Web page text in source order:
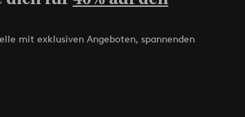
mit exklusiven Angeboten, spannenden